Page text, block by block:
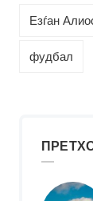
Езѓан
фудбал